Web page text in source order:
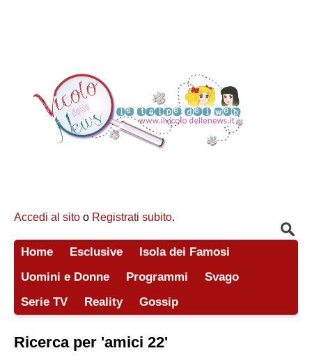
Accedi al sito o Registrati subito.
Home Esclusive
Isola dei Famosi
Uomini e Donne
Programmi
Svago
Serie TV
Reality Gossip
Ricerca per 'amici 22'